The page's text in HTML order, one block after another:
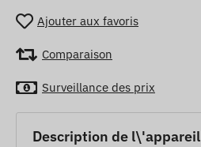
Ajouter aux favoris
Comparaison
Surveillance des prix
Description de l\'appareil